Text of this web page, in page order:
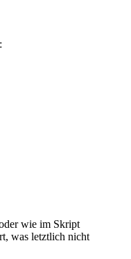
wie im Skript
was letztlich nicht